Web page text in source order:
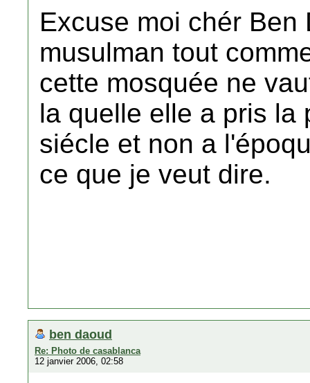
Excuse moi chér
musulman tout
cette mosquée ne
la quelle elle a pris la
siécle et non a
ce que je veut dire.
ben daoud
Re: Photo de casablanca
12 janvier 2006, 02:58